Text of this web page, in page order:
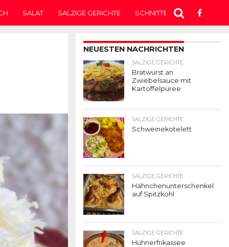
SALAT SALZIGE GERICHTE SCHNITTEN SUPPE
NEUESTEN NACHRICHTEN
SALZIGE GERICHTE
Bratwurst an
Zwiebelsauce mit
Kartoffelpüree
SALZIGE GERICHTE
Schweinekotelett
SALZIGE GERICHTE
Hähnchenunterschenkel
auf Spitzkohl
SALZIGE GERICHTE
Hühnerfrikassee